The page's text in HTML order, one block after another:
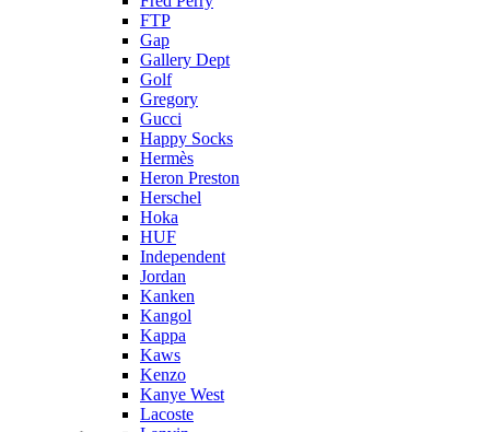
FTP
Gap
Gallery Dept
Golf
Gregory
Gucci
Happy Socks
Hermès
Heron Preston
Hersсhel
Hoka
HUF
Independent
Jordan
Kanken
Kangol
Kappa
Kaws
Kenzo
Kanye West
Lacoste